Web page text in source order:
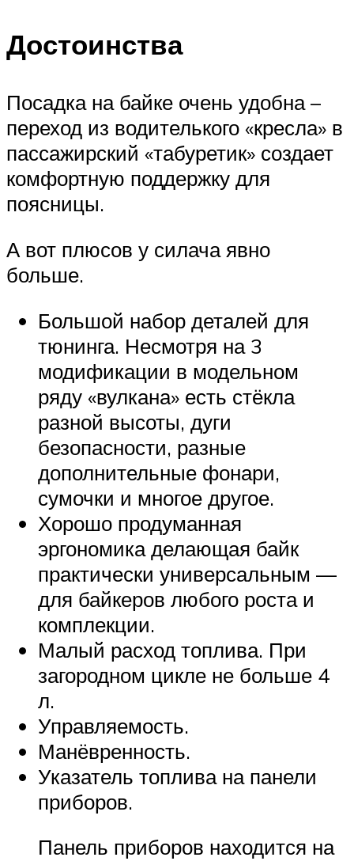
Достоинства
Посадка на байке очень удобна –
переход из водителького «кресла» в
пассажирский «табуретик» создает
комфортную поддержку для
поясницы.
А вот плюсов у силача явно
больше.
Большой набор деталей для
тюнинга. Несмотря на 3
модификации в модельном
ряду «вулкана» есть стёкла
разной высоты, дуги
безопасности, разные
дополнительные фонари,
сумочки и многое другое.
Хорошо продуманная
эргономика делающая байк
практически универсальным —
для байкеров любого роста и
комплекции.
Малый расход топлива. При
загородном цикле не больше 4
л.
Управляемость.
Манёвренность.
Указатель топлива на панели
приборов.
Панель приборов находится на